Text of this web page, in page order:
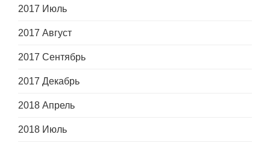
2017 Июль
2017 Август
2017 Сентябрь
2017 Декабрь
2018 Апрель
2018 Июль